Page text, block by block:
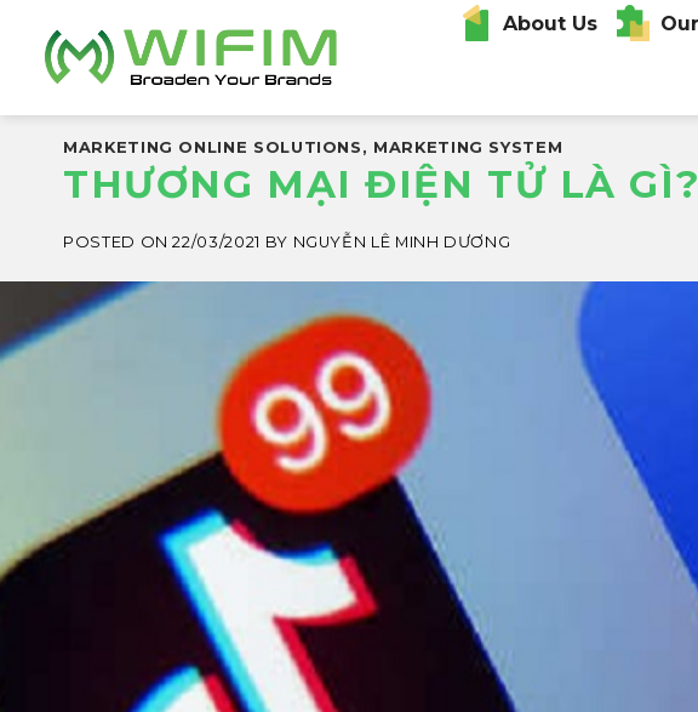
content
About Us
MARKETING ONLINE SOLUTIONS , MARKETING SYSTEM
THƯƠNG MẠI ĐIỆN TỬ LÀ
POSTED ON22/03/2021 BY NGUYỄN LÊ MINH DƯƠNG